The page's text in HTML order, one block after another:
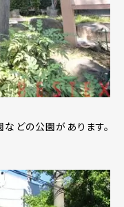
どの公園があります。